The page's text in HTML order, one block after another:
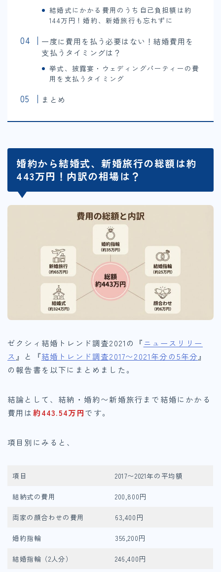
結婚式にかかる費用のうち自己負担額は約
144万円！婚約、新婚旅行も忘れずに
一度に費用を払う必要はない！結婚費用を
支払うタイミングは？
挙式、披露宴・ウェディングパーティーの費
用を支払うタイミング
まとめ
婚約から結婚式、新婚旅行の総額は約
443万円！内訳の相場は？
ゼクシィ結婚トレンド調査2021の『 ニュースリリー
ス 』と『結婚トレンド調査2017〜2021年分の5年分 』
の報告書を以下にまとめました。
結論として、結納・婚約〜新婚旅行まで結婚にかかる
費用は約443.54万円です。
項目別にみると、
項目 2017〜2021年の平均額
結納式の費用 200,800円
両家の顔合わせの費用 63,400円
婚約指輪 356,200円
結婚指輪（2人分） 246,400円